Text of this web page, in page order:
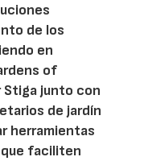
de los
en
of
Stiga junto con
de jardín
herramientas
faciliten